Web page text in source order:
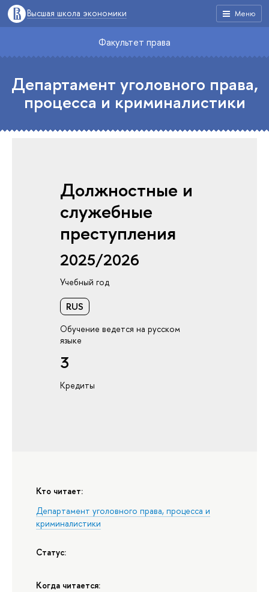
Меню
Высшая школа экономики
Факультет права
Департамент уголовного права,
процесса и криминалистики
Должностные и
служебные
преступления
2025/2026
Учебный год
RUS
Обучение ведется на русском
языке
3
Кредиты
Кто читает:
Департамент уголовного права, процесса и
криминалистики
Статус:
Когда читается: